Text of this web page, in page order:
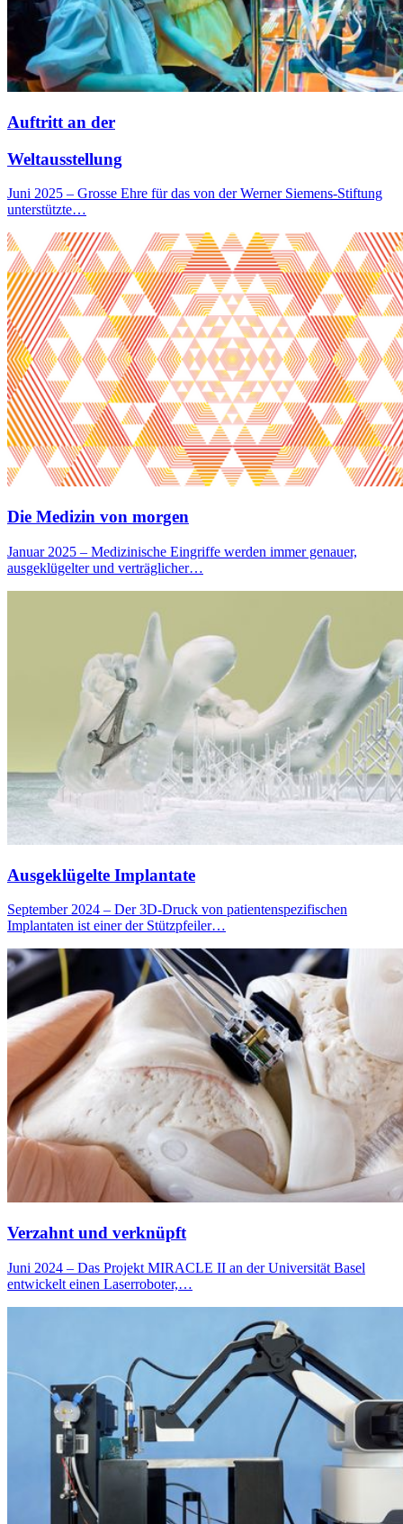
Auftritt an der
Weltausstellung
Juni 2025 – Grosse Ehre für das von der Werner Siemens-Stiftung
unterstützte…
Die Medizin von morgen
Januar 2025 – Medizinische Eingriffe werden immer genauer,
ausgeklügelter und verträglicher…
Ausgeklügelte Implantate
September 2024 – Der 3D-Druck von patientenspezifischen
Implantaten ist einer der Stützpfeiler…
Verzahnt und verknüpft
Juni 2024 – Das Projekt MIRACLE II an der Universität Basel
entwickelt einen Laserroboter,…